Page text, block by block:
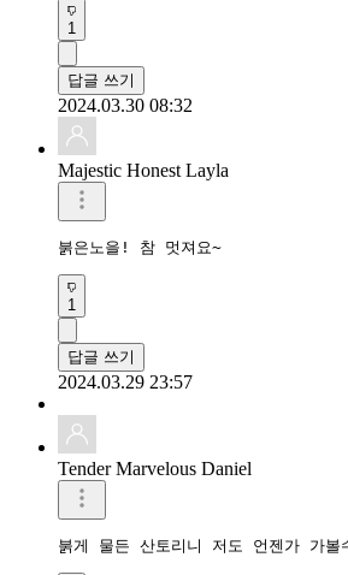
1
답글 쓰기
2024.03.30 08:32
Majestic Honest Layla
붉은노을! 참 멋져요~
1
답글 쓰기
2024.03.29 23:57
Tender Marvelous Daniel
붉게 물든 산토리니 저도 언젠가 가볼